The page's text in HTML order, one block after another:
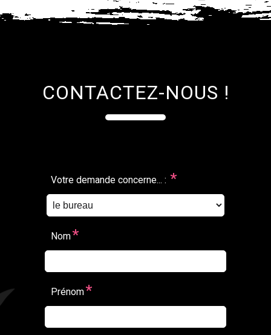
CONTACTEZ-NOUS !
Votre demande concerne... : *
Nom*
Prénom*